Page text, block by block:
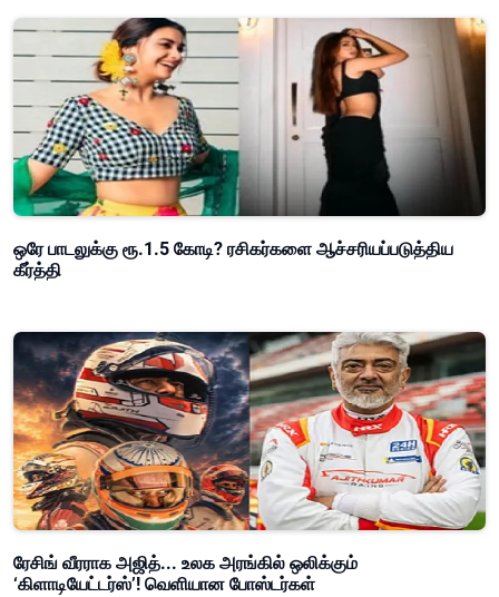
ஒரே பாடலுக்கு ரூ.1.5 கோடி? ரசிகர்களை ஆச்சரியப்படுத்திய
கீர்த்தி
ரேசிங் வீரராக அஜித்... உலக அரங்கில் ஒலிக்கும்
‘கிளாடியேட்டர்ஸ்’! வெளியான போஸ்டர்கள்